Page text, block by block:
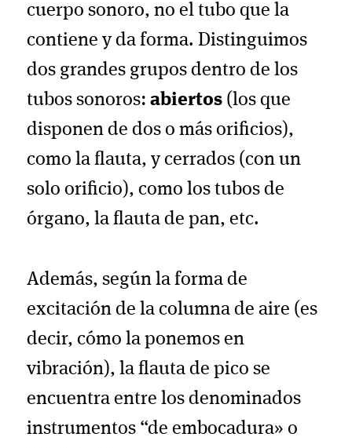
cuerpo sonoro, no el tubo que la
contiene y da forma. Distinguimos
dos grandes grupos dentro de los
tubos sonoros:abiertos (los que
disponen de dos o más orificios),
como la flauta, y cerrados (con un
solo orificio), como los tubos de
órgano, la flauta de pan, etc.
Además, según la forma de
excitación de la columna de aire (es
decir, cómo la ponemos en
vibración), la flauta de pico se
encuentra entre los denominados
instrumentos “de embocadura» o